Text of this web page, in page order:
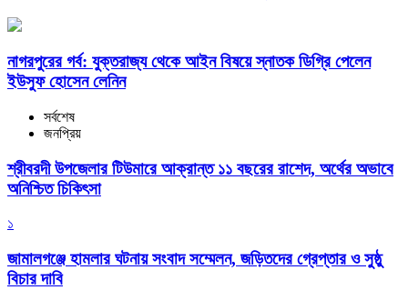
নাগরপুরের গর্ব: যুক্তরাজ্য থেকে আইন বিষয়ে স্নাতক ডিগ্রি পেলেন
ইউসুফ হোসেন লেনিন
সর্বশেষ
জনপ্রিয়
শ্রীবরদী উপজেলার টিউমারে আক্রান্ত ১১ বছরের রাশেদ, অর্থের অভাবে
অনিশ্চিত চিকিৎসা
১
জামালগঞ্জে হামলার ঘটনায় সংবাদ সম্মেলন, জড়িতদের গ্রেপ্তার ও সুষ্ঠু
বিচার দাবি